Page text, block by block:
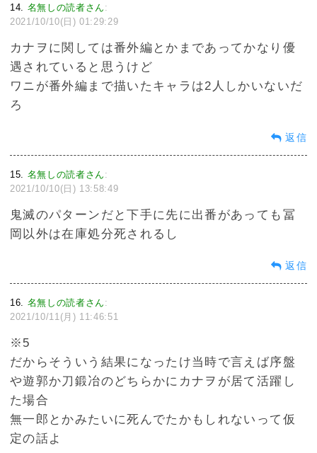
14 名無しの読者さん :
2021/10/10(日) 01:29:29
カナヲに関しては番外編とかまであってかなり優
遇されていると思うけど
ワニが番外編まで描いたキャラは2人しかいないだ
ろ
返信
15 名無しの読者さん :
2021/10/10(日) 13:58:49
鬼滅のパターンだと下手に先に出番があっても冨
岡以外は在庫処分死されるし
返信
16 名無しの読者さん :
2021/10/11(月) 11:46:51
※5
だからそういう結果になったけ当時で言えば序盤
や遊郭か刀鍛冶のどちらかにカナヲが居て活躍し
た場合
無一郎とかみたいに死んでたかもしれないって仮
定の話よ